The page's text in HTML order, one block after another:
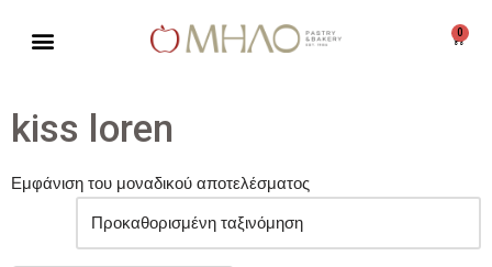
περιεχόμενο
0
kiss loren
Εμφάνιση του μοναδικού αποτελέσματος